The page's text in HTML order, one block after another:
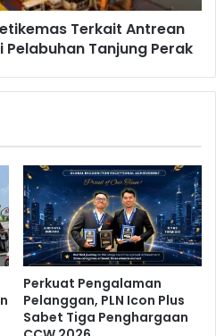
Terkait Antrean
Tanjung Perak
Perkuat Pengalaman
Pelanggan, PLN Icon Plus
Sabet Tiga Penghargaan